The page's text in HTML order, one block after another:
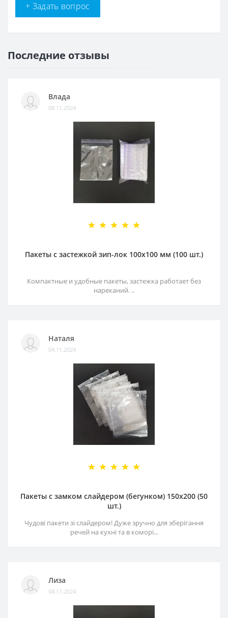
+ Задать вопрос
Последние отзывы
Влада
08.11.2024
Пакеты с застежкой зип-лок 100х100 мм (100 шт.)
Компактные и удобные пакеты, застежка работает без
нареканий. ..
Наталя
04.11.2024
Пакеты с замком слайдером (бегунком) 150х200 (50
шт.)
Чудові пакети зі слайдером! Дуже зручно для зберігання
речей на кухні та в коморі...
Лиза
04.11.2024